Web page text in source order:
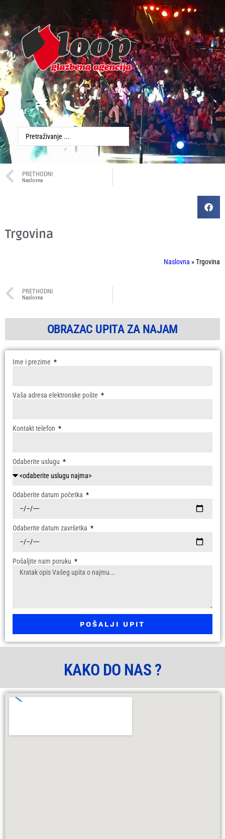
PRETHODNI
Naslovna
Trgovina
Naslovna »Trgovina
PRETHODNI
Naslovna
OBRAZAC UPITA ZA NAJAM
Ime i prezime
Vaša adresa elektronske pošte
Kontakt telefon
Odaberite uslugu
Odaberite datum početka
Odaberite datum završetka
Pošaljite nam poruku
POŠALJI UPIT
KAKO DO NAS ?